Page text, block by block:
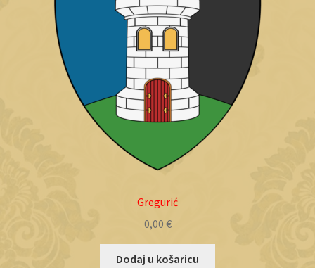
Gregurić
0,00 €
Dodaj u košaricu